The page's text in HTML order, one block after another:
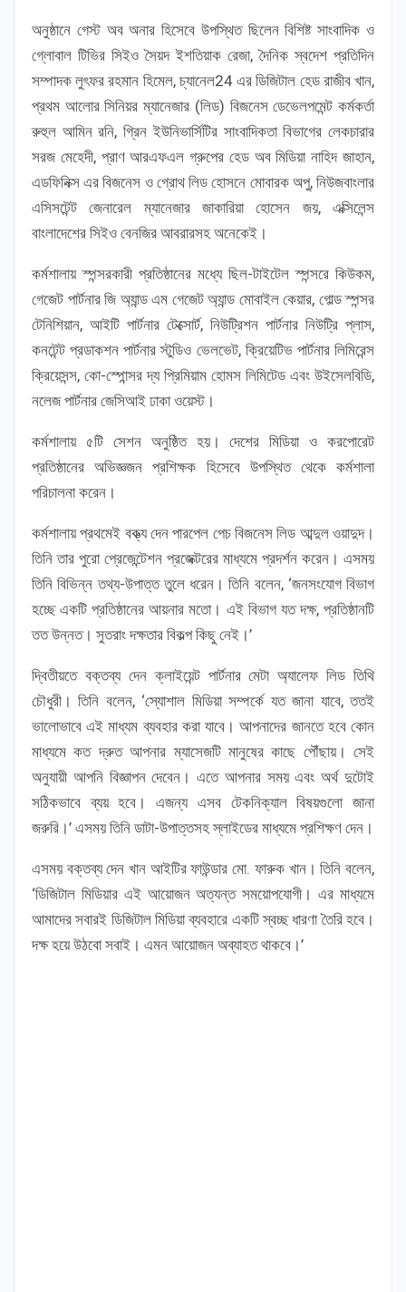
অনুষ্ঠানে গেস্ট অব অনার হিসেবে উপস্থিত ছিলেন বিশিষ্ট সাংবাদিক ও
গ্লোবাল টিভির সিইও সৈয়দ ইশতিয়াক রেজা, দৈনিক স্বদেশ প্রতিদিন
সম্পাদক লুৎফর রহমান হিমেল, চ্যানেল24 এর ডিজিটাল হেড রাজীব খান,
প্রথম আলোর সিনিয়র ম্যানেজার (লিড) বিজনেস ডেভেলপমেন্ট কর্মকর্তা
রুহুল আমিন রনি, গ্রিন ইউনিভার্সিটির সাংবাদিকতা বিভাগের লেকচারার
সরজ মেহেদী, প্রাণ আরএফএল গ্রুপের হেড অব মিডিয়া নাহিদ জাহান,
এডফিনিক্স এর বিজনেস ও গ্রোথ লিড হোসনে মোবারক অপু, নিউজবাংলার
এসিসটেন্ট জেনারেল ম্যানেজার জাকারিয়া হোসেন জয়, এক্সিলেন্স
বাংলাদেশের সিইও বেনজির আবরারসহ অনেকেই।
কর্মশালায় স্পন্সরকারী প্রতিষ্ঠানের মধ্যে ছিল-টাইটেল স্পন্সরে কিউকম,
গেজেট পার্টনার জি অ্যান্ড এম গেজেট অ্যান্ড মোবাইল কেয়ার, গোল্ড স্পন্সর
টেনিশিয়ান, আইটি পার্টনার টেক্সোর্ট, নিউট্রিশন পার্টনার নিউট্রি প্লাস,
কনটেন্ট প্রডাকশন পার্টনার স্টুডিও ভেলভেট, ক্রিয়েটিভ পার্টনার লিমিরেন্স
ক্রিয়েসন্স, কো-স্পোন্সর দ্য প্রিমিয়াম হোমস লিমিটেড এবং উইসেলবিডি,
নলেজ পার্টনার জেসিআই ঢাকা ওয়েস্ট।
কর্মশালায় ৫টি সেশন অনুষ্ঠিত হয়। দেশের মিডিয়া ও করপোরেট
প্রতিষ্ঠানের অভিজ্ঞজন প্রশিক্ষক হিসেবে উপস্থিত থেকে কর্মশালা
পরিচালনা করেন।
কর্মশালায় প্রথমেই বক্ত্য দেন পারপেল পেচ বিজনেস লিড আব্দুল ওয়াদুদ।
তিনি তার পুরো প্রেজেন্টেশন প্রজেক্টরের মাধ্যমে প্রদর্শন করেন। এসময়
তিনি বিভিন্ন তথ্য-উপাত্ত তুলে ধরেন। তিনি বলেন, ‘জনসংযোগ বিভাগ
হচ্ছে একটি প্রতিষ্ঠানের আয়নার মতো। এই বিভাগ যত দক্ষ, প্রতিষ্ঠানটি
তত উন্নত। সুতরাং দক্ষতার বিকল্প কিছু নেই।’
দ্বিতীয়তে বক্তব্য দেন ক্লাইয়েন্ট পার্টনার মেটা অ্যালেফ লিড তিথি
চৌধুরী। তিনি বলেন, ‘স্যোশাল মিডিয়া সম্পর্কে যত জানা যাবে, ততই
ভালোভাবে এই মাধ্যম ব্যবহার করা যাবে। আপনাদের জানতে হবে কোন
মাধ্যমে কত দ্রুত আপনার ম্যাসেজটি মানুষের কাছে পৌঁছায়। সেই
অনুযায়ী আপনি বিজ্ঞাপন দেবেন। এতে আপনার সময় এবং অর্থ দুটোই
সঠিকভাবে ব্যয় হবে। এজন্য এসব টেকনিক্যাল বিষয়গুলো জানা
জরুরি।’ এসময় তিনি ডাটা-উপাত্তসহ স্লাইডের মাধ্যমে প্রশিক্ষণ দেন।
এসময় বক্তব্য দেন খান আইটির ফাউন্ডার মো. ফারুক খান। তিনি বলেন,
‘ডিজিটাল মিডিয়ার এই আয়োজন অত্যন্ত সময়োপযোগী। এর মাধ্যমে
আমাদের সবারই ডিজিটাল মিডিয়া ব্যবহারে একটি স্বচ্ছ ধারণা তৈরি হবে।
দক্ষ হয়ে উঠবো সবাই। এমন আয়োজন অব্যাহত থাকবে।’